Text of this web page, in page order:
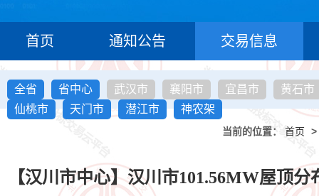
首页 通知公告 交易信息
全省 省中心 武汉市 襄阳市 宜昌市
黄石市
仙桃市
天门市 潜江市 神农架
当前的位置： 首页 >
【汉川市中心】汉川市101.56MW屋顶